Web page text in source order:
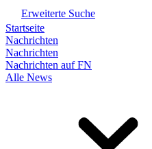
Erweiterte Suche
Startseite
Nachrichten
Nachrichten
Nachrichten auf FN
Alle News